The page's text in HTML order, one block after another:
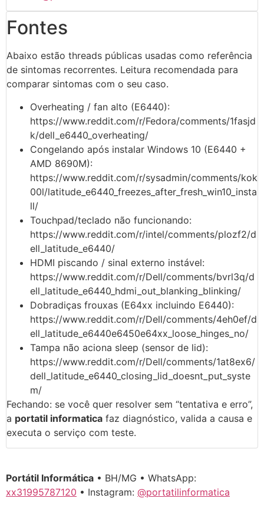
Fontes
Abaixo estão threads públicas usadas como referência
de sintomas recorrentes. Leitura recomendada para
comparar sintomas com o seu caso.
Overheating / fan alto (E6440):
https://www.reddit.com/r/Fedora/comments/1fasjd
k/dell_e6440_overheating/
Congelando após instalar Windows 10 (E6440 +
AMD 8690M):
https://www.reddit.com/r/sysadmin/comments/kok
00l/latitude_e6440_freezes_after_fresh_win10_insta
ll/
Touchpad/teclado não funcionando:
https://www.reddit.com/r/intel/comments/plozf2/d
ell_latitude_e6440/
HDMI piscando / sinal externo instável:
https://www.reddit.com/r/Dell/comments/bvrl3q/d
ell_latitude_e6440_hdmi_out_blanking_blinking/
Dobradiças frouxas (E64xx incluindo E6440):
https://www.reddit.com/r/Dell/comments/4eh0ef/d
ell_latitude_e6440e6450e64xx_loose_hinges_no/
Tampa não aciona sleep (sensor de lid):
https://www.reddit.com/r/Dell/comments/1at8ex6/
dell_latitude_e6440_closing_lid_doesnt_put_syste
m/
Fechando: se você quer resolver sem “tentativa e erro”,
a portatil informatica faz diagnóstico, valida a causa e
executa o serviço com teste.
Portátil Informática • BH/MG • WhatsApp:
xx31995787120 • Instagram: @portatilinformatica